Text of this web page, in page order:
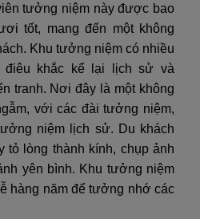
tưởng niệm này được bao
tốt, mang đến một không
Khu tưởng niệm có nhiều
điêu khắc kể lại lịch sử và
tranh. Nơi đây là một không
với các đài tưởng niệm,
niệm lịch sử. Du khách
tỏ lòng thành kính, chụp ảnh
yên bình. Khu tưởng niệm
hàng năm để tưởng nhớ các